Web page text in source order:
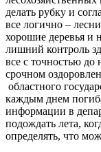
делать рубку и
все логично –
хорошие деревья и
лишний контроль
все с точностью до
срочном
областного
каждым днем
информации в
подождать лета,
определять, что